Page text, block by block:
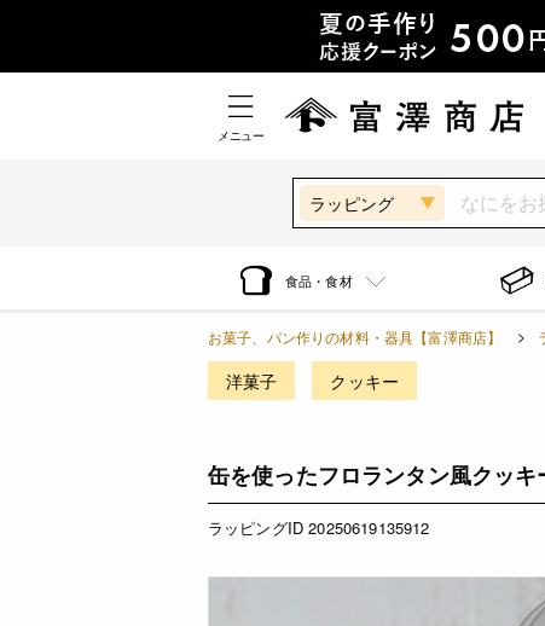
メニュー
ラッピング
食品・食材
お菓子、パン作りの材料・器具【富澤商店】
洋菓子 クッキー
缶を使ったフロランタン風クッ
ラッピングID 20250619135912